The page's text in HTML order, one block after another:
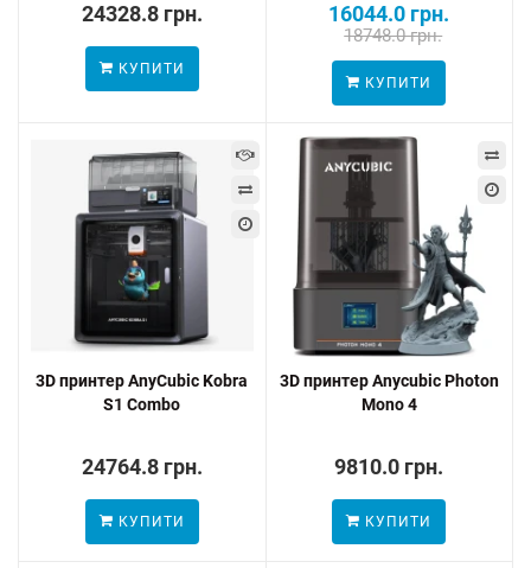
24328.8 грн.
КУПИТИ
16044.0 грн.
18748.0 грн.
КУПИТИ
3D принтер AnyCubic Kobra
S1 Combo
24764.8 грн.
КУПИТИ
3D принтер Anycubic Photon
Mono 4
9810.0 грн.
КУПИТИ